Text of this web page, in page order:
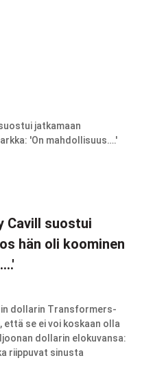
Cavill suostui
hän oli koominen